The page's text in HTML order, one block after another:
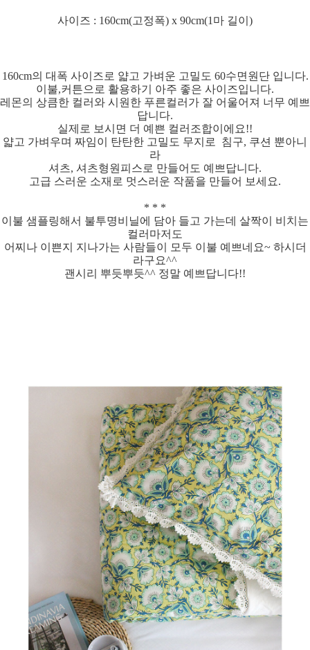
사이즈 : 160cm(고정폭) x 90cm(1마 길이)
160cm의 대폭 사이즈로 얇고 가벼운 고밀도 60수면원단 입니다.
이불,커튼으로 활용하기 아주 좋은 사이즈입니다.
레몬의 상큼한 컬러와 시원한 푸른컬러가 잘 어울어져 너무 예쁘
답니다.
실제로 보시면 더 예쁜 컬러조합이에요!!
얇고 가벼우며 짜임이 탄탄한 고밀도 무지로 침구, 쿠션 뿐아니
라
셔츠, 셔츠형원피스로 만들어도 예쁘답니다.
고급 스러운 소재로 멋스러운 작품을 만들어 보세요.
* * *
이불 샘플링해서 불투명비닐에 담아 들고 가는데 살짝이 비치는
컬러마저도
어찌나 이쁜지 지나가는 사람들이 모두 이불 예쁘네요~ 하시더
라구요^^
괜시리 뿌듯뿌듯^^ 정말 예쁘답니다!!